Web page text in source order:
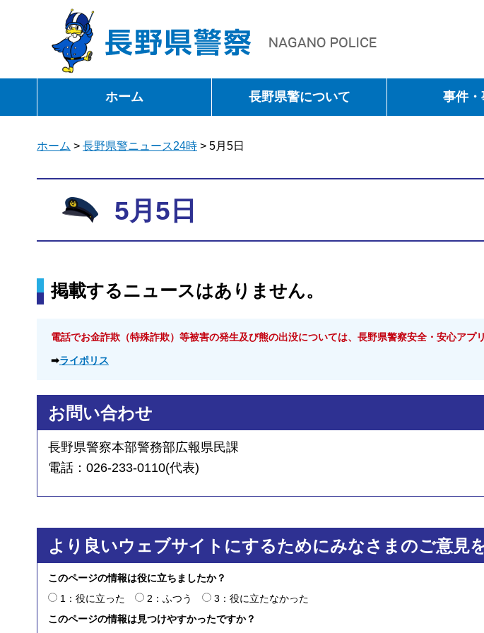
長野県警察
ホーム 長野県警について 事件・
ホーム > 長野県警ニュース24時 > 5月5日
5月5日
掲載するニュースはありません。
電話でお金詐欺（特殊詐欺）等被害の発生及び熊の出没については、長野県警察安全・安心アプ
➡ライポリス
お問い合わせ
長野県警察本部警務部広報県民課
電話：026-233-0110(代表)
より良いウェブサイトにするためにみなさまのご意見
このページの情報は役に立ちましたか？
1：役に立った
2：ふつう
3：役に立たなかった
このページの情報は見つけやすかったですか？